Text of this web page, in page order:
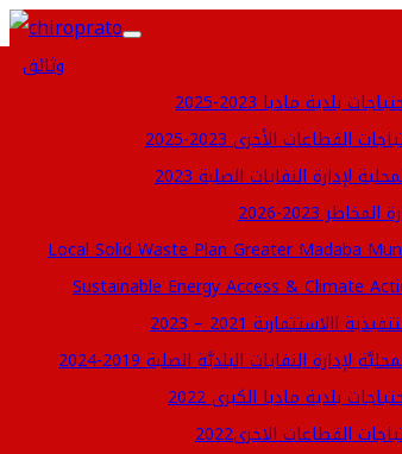
Toggle
وثائق
بلدية مادبا 2023-2025
القطاعات الأخرى 2023-2025
لإدارة النفايات الصلبة 2023
2023-2026
Local Solid Waste Plan Greater Madaba
Sustainable Energy Access & Climate
االاستثمارية 2021 – 2023
لإدارة النفايات البلديَّة الصلبة 2019-2024
بلدية مادبا الكبرى 2022
القطاعات الاخرى2022